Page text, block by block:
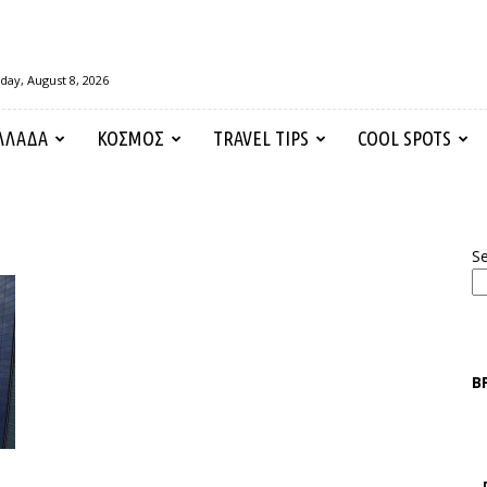
August 8, 2026
ΚΟΣΜΟΣ TRAVEL TIPS COOL SPOTS